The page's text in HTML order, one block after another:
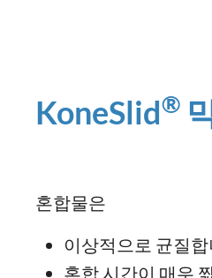
KoneSlid®
혼합물은
이상적으로 균질
혼합 시간이 매우